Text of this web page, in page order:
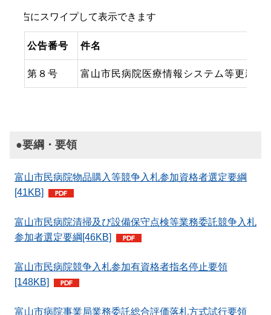
公告番号 件名
第８号 富山市民病院医療情報システム等更新事
●要綱・要領
富山市民病院物品購入等競争入札参加資格者選定要綱
[41KB]
富山市民病院清掃及び設備保守点検等業務委託競争入札
参加者選定要綱 [46KB]
富山市民病院競争入札参加有資格者指名停止要領
[148KB]
富山市病院事業局業務委託総合評価落札方式試行要領